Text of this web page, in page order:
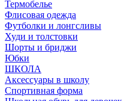
Термобелье
Флисовая одежда
Футболки и лонгсливы
Худи и толстовки
Шорты и бриджи
Юбки
ШКОЛА
Аксессуары в школу
Спортивная форма